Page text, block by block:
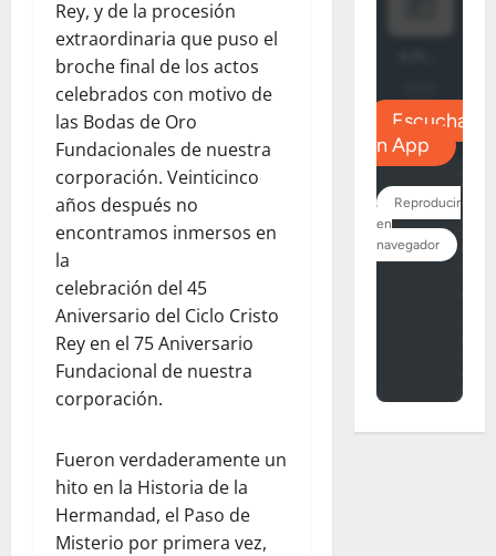
Rey, y de la procesión
extraordinaria que puso el
broche final de los actos
celebrados con motivo de
las Bodas de Oro
Fundacionales de nuestra
corporación. Veinticinco
años después no
encontramos inmersos en
la
celebración del 45
Aniversario del Ciclo Cristo
Rey en el 75 Aniversario
Fundacional de nuestra
corporación.
Fueron verdaderamente un
hito en la Historia de la
Hermandad, el Paso de
Misterio por primera vez,